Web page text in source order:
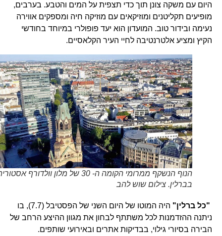
היום עם משקה צונן תוך כדי תצפית על המים והטבע. בערבים,
מופיעים תקליטנים ומוזיקאים עם מוזיקה חיה ומספקים אווירה
נעימה ובידור טוב. המועדון הוא יעד פופולרי במיוחד בחודשי
הקיץ ומציע אלטרנטיבה לחיי העיר הקלאסיים.
הנוף הנשקף ממרומי הקומה ה- 30 של מלון וולדורף אסטוריה
בברלין. צילום שוש להב
"כל ברלין"
היה המוטו של היום השני של הפסטיבל (7.7), בו
ניתנה ההזדמנות לכל משתתף לבחון את מגוון ההיצע הרחב של
הבירה בסיורי גילוי, בבדיקות אתרים ובאירועי שותפים.